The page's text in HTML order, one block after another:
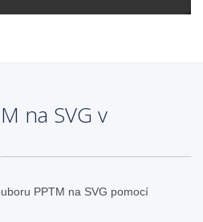
na SVG v
PPTM na SVG pomocí